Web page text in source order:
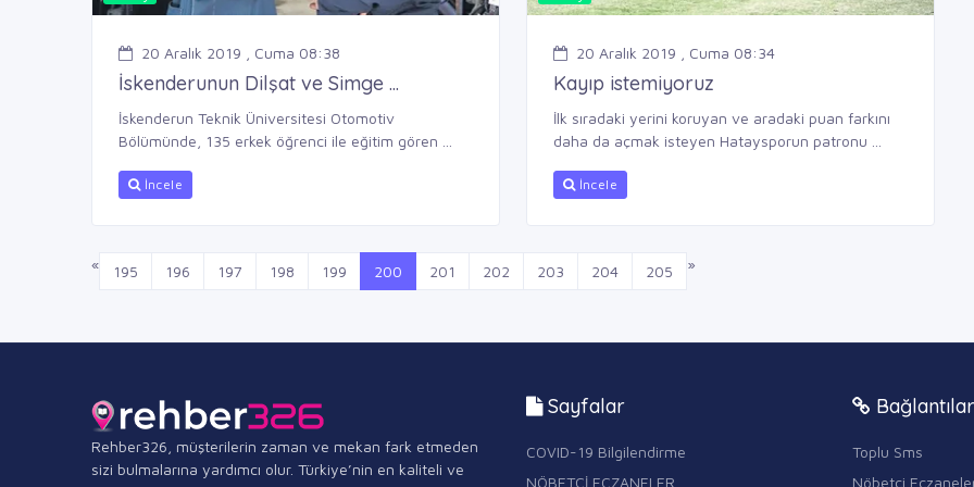
20 Aralık 2019 , Cuma 08:38
İskenderunun Dilşat ve Simge ...
İskenderun Teknik Üniversitesi Otomotiv
Bölümünde, 135 erkek öğrenci ile eğitim gören ...
İncele
20 Aralık 2019 , Cuma 08:34
Kayıp istemiyoruz
İlk sıradaki yerini koruyan ve aradaki puan farkını
daha da açmak isteyen Hataysporun patronu ...
İncele
« 195 196 197 198 199 200 201 202 203 204 205 »
Rehber326, müşterilerin zaman ve mekan fark etmeden
sizi bulmalarına yardımcı olur. Türkiye’nin en kaliteli ve
Sayfalar
COVID-19 Bilgilendirme
NÖBETÇİ ECZANELER
Bağlantılar
Toplu Sms
Nöbetçi